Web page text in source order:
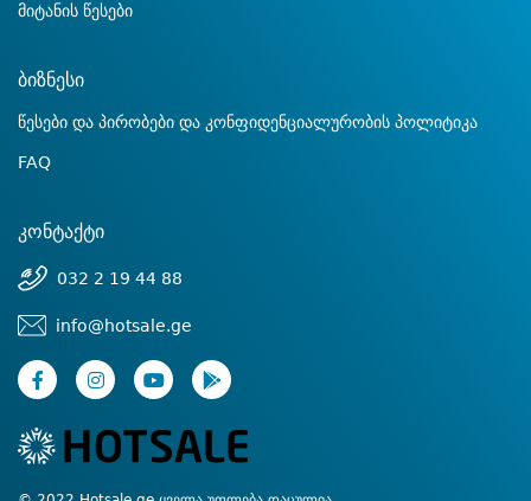
მიტანის წესები
ბიზნესი
წესები და პირობები და კონფიდენციალურობის პოლიტიკა
FAQ
კონტაქტი
032 2 19 44 88
info@hotsale.ge